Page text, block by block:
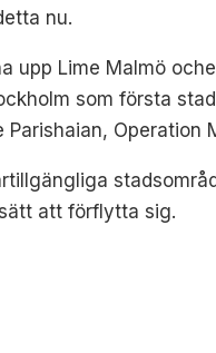
nu.
Lime Malmö
som första
Operation
att förflytta sig.